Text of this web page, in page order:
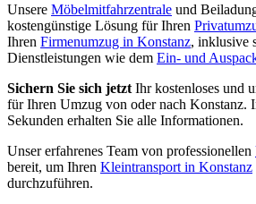
Unsere Möbelmitfahrzentrale und
kostengünstige Lösung für Ihren
Ihren Firmenumzug in Konstanz, inklusive
Dienstleistungen wie dem Ein- und
Sichern Sie sich jetzt Ihr kostenloses und
für Ihren Umzug von oder nach Konstanz.
Sekunden erhalten Sie alle Informationen.
Unser erfahrenes Team von professionellen
bereit, um Ihren Kleintransport in Konstanz
durchzuführen.